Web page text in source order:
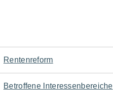
Navigation
für
Rentenreform
Betroffene Interessenbereiche